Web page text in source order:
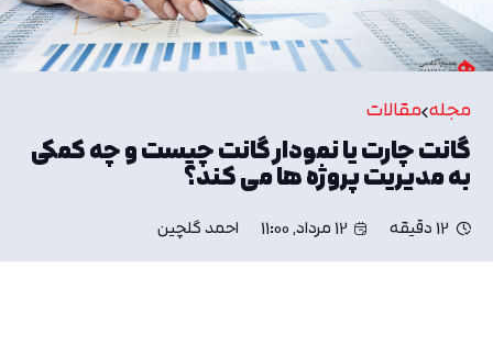
مجله مقالات
گانت چارت یا نمودار گانت چیست و چه کمکی
به مدیریت پروژه ها می کند؟
12 دقیقه 12 مرداد, 11:00 احمد گلچین